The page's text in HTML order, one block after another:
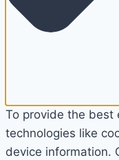
To provide the best
technologies like
device information.